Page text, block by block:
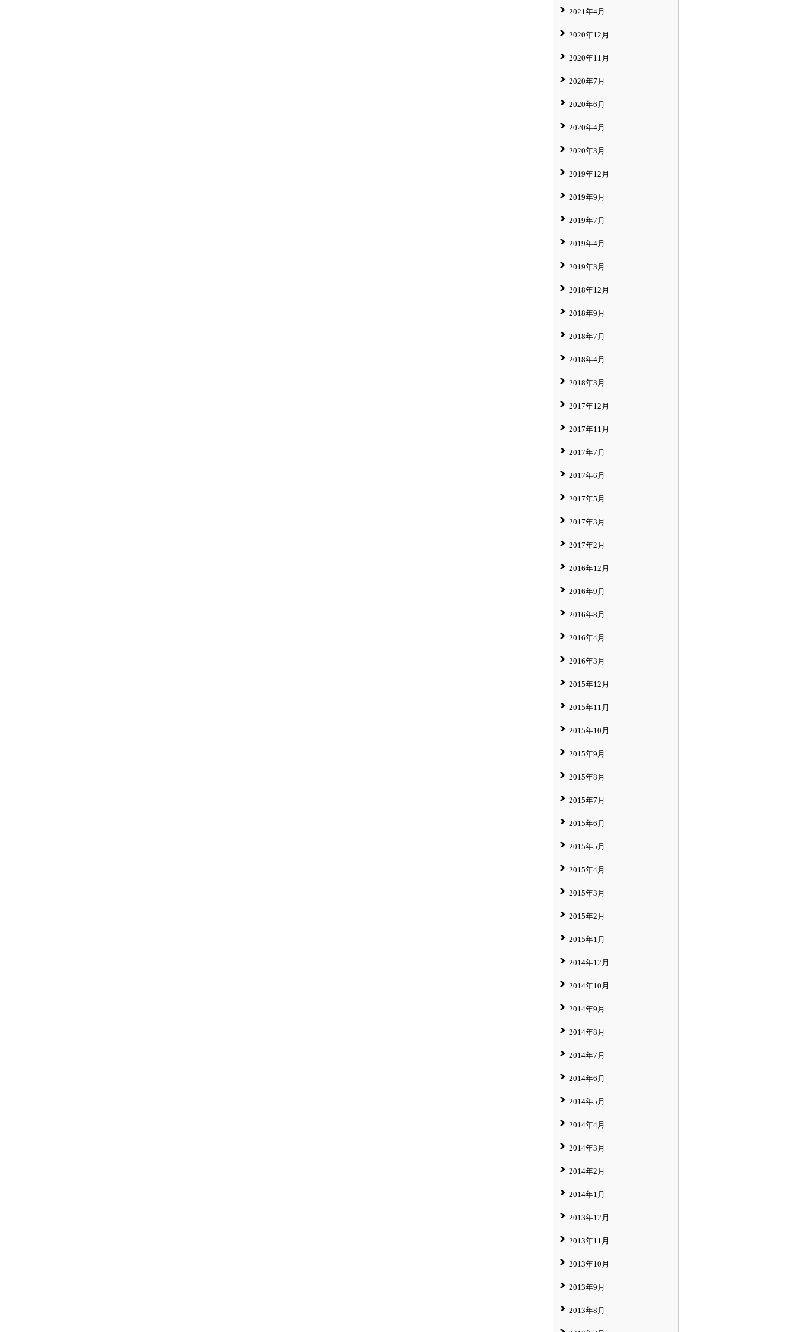
2021年4月
2020年12月
2020年11月
2020年7月
2020年6月
2020年4月
2020年3月
2019年12月
2019年9月
2019年7月
2019年4月
2019年3月
2018年12月
2018年9月
2018年7月
2018年4月
2018年3月
2017年12月
2017年11月
2017年7月
2017年6月
2017年5月
2017年3月
2017年2月
2016年12月
2016年9月
2016年8月
2016年4月
2016年3月
2015年12月
2015年11月
2015年10月
2015年9月
2015年8月
2015年7月
2015年6月
2015年5月
2015年4月
2015年3月
2015年2月
2015年1月
2014年12月
2014年10月
2014年9月
2014年8月
2014年7月
2014年6月
2014年5月
2014年4月
2014年3月
2014年2月
2014年1月
2013年12月
2013年11月
2013年10月
2013年9月
2013年8月